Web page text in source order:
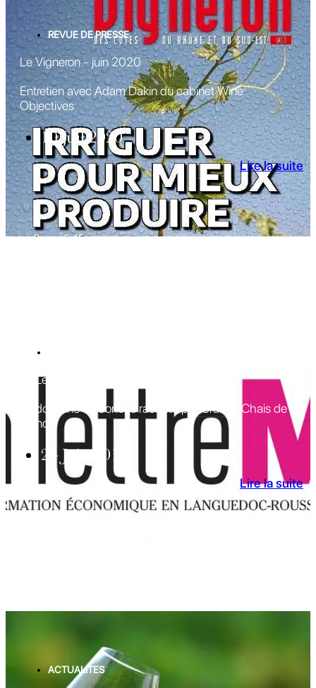
REVUE DE PRESSE
Le Vigneron - juin 2020
Entretien avec Adam Dakin du cabinet Wine
Objectives
10 Juil 2020
Lire la suite
La Lettre M - 31 mai 2019
Le domaine du Joncas racheté par Grands Chais de
France
24 Juin 2019
Lire la suite
ACTUALITES